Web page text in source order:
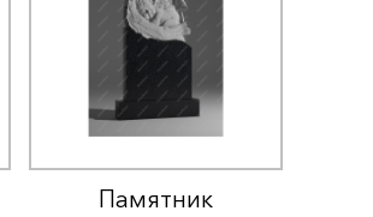
Памятник